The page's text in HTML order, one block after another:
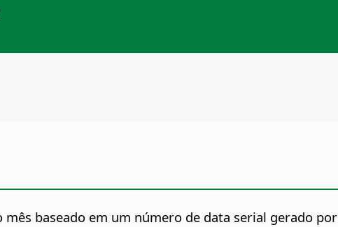
baseado em um número de data serial gerado por